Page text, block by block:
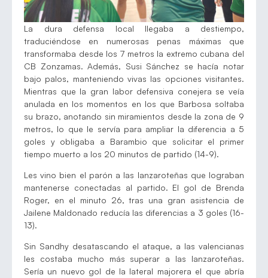
La dura defensa local llegaba a destiempo,
traduciéndose en numerosas penas máximas que
transformaba desde los 7 metros la extremo cubana del
CB Zonzamas. Además, Susi Sánchez se hacía notar
bajo palos, manteniendo vivas las opciones visitantes.
Mientras que la gran labor defensiva conejera se veía
anulada en los momentos en los que Barbosa soltaba
su brazo, anotando sin miramientos desde la zona de 9
metros, lo que le servía para ampliar la diferencia a 5
goles y obligaba a Barambio que solicitar el primer
tiempo muerto a los 20 minutos de partido (14-9).
Les vino bien el parón a las lanzaroteñas que lograban
mantenerse conectadas al partido. El gol de Brenda
Roger, en el minuto 26, tras una gran asistencia de
Jailene Maldonado reducía las diferencias a 3 goles (16-
13).
Sin Sandhy desatascando el ataque, a las valencianas
les costaba mucho más superar a las lanzaroteñas.
Sería un nuevo gol de la lateral majorera el que abría